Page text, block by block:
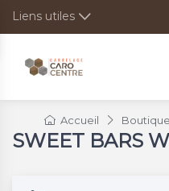
Liens utiles
Accueil Boutique
SWEET BARS